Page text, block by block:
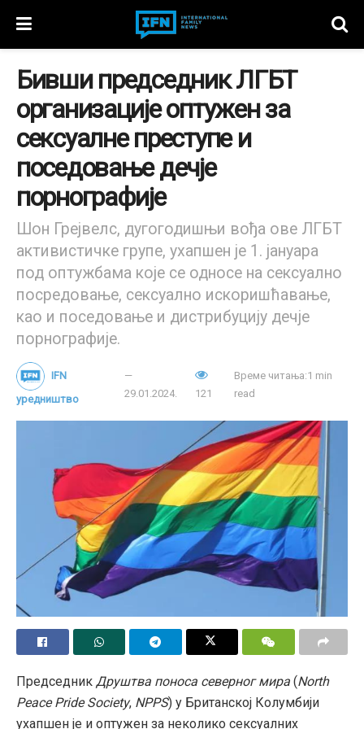
Бивши председник ЛГБТ
организације оптужен за
сексуалне преступе и
поседовање дечје
порнографије
Шон Грејвелс, дугогодишњи вођа ове ЛГБТ
активистичке групе, ухапшен је 1. јануара
под оптужбама које се односе на сексуално
посредовање, сексуално искоришћавање,
као и поседовање и дистрибуцију дечје
порнографије.
IFN
уредништво
29.01.2024. 121
Време читања:1 min
read
Председник Друштва поноса северног мира (North
Peace Pride Society, NPPS) у Британској Колумбији
ухапшен је и оптужен за неколико сексуалних